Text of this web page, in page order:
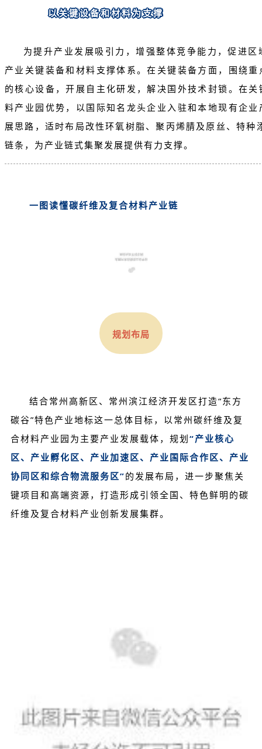
以关键设备和材料为支撑
为提升产业发展吸引力，增强整体竞争能力，促进
产业关键装备和材料支撑体系。在关键装备方面，围绕
的核心设备，开展自主化研发，解决国外技术封锁。在
料产业园优势，以国际知名龙头企业入驻和本地现有企
展思路，适时布局 改性环氧树脂、聚丙烯腈及原丝、特种
链条，为产业链式集聚发展提供有力支撑。
一图读懂碳纤维及复合材料产业链
规划布局
结合常州高新区、常州滨江经济开发区打造“东方
碳谷”特色产业地标这一总体目标，以常州碳纤维及复
合材料产业园为主要产业发展载体，规划“产业核心
区、产业孵化区、产业加速区、产业国际合作区、产业
协同区和综合物流服务区”的发展布局，进一步聚焦关
键项目和高端资源，打造形成引领全国、特色鲜明的碳
纤维及复合材料产业创新发展集群。